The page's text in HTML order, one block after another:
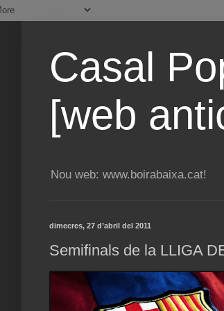
Casal
[web
Nou web: www.boirabaixa.cat!
dimecres, 27 d’abril del 2011
Semifinals de la LLIGA